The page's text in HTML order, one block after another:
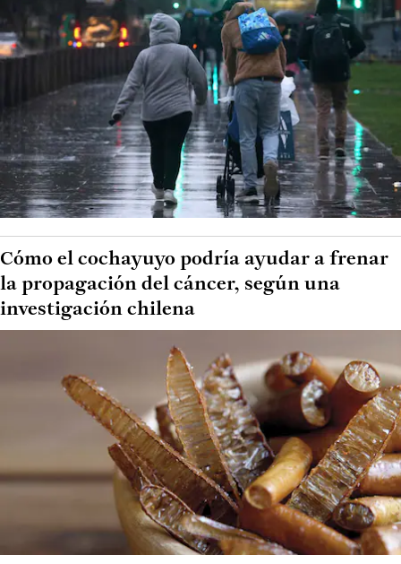
Cómo el cochayuyo podría ayudar a frenar
la propagación del cáncer, según una
investigación chilena